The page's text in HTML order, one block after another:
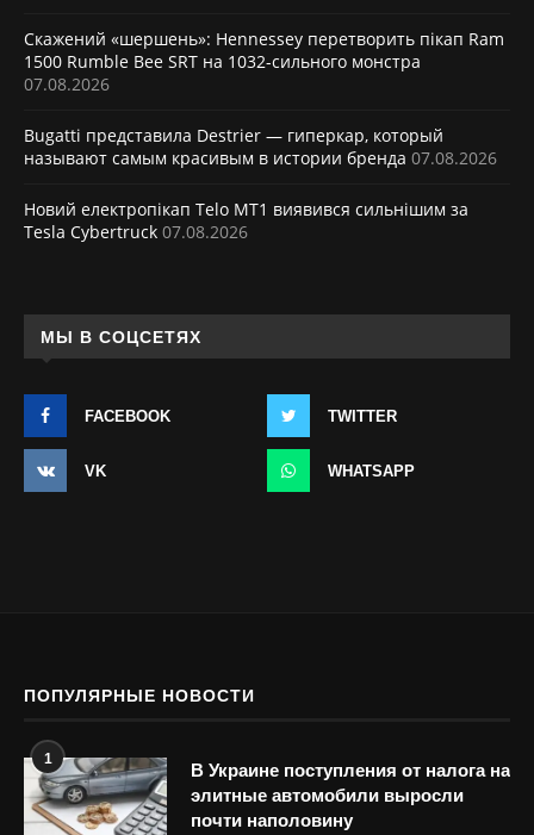
Скажений «шершень»: Hennessey перетворить пікап Ram
1500 Rumble Bee SRT на 1032-сильного монстра
07.08.2026
Bugatti представила Destrier — гиперкар, который
называют самым красивым в истории бренда 07.08.2026
Новий електропікап Telo MT1 виявився сильнішим за
Tesla Cybertruck 07.08.2026
МЫ В СОЦСЕТЯХ
FACEBOOK TWITTER
VK WHATSAPP
ПОПУЛЯРНЫЕ НОВОСТИ
1
В Украине поступления от налога на
элитные автомобили выросли
почти наполовину